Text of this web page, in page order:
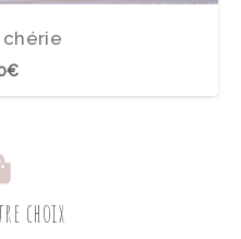
chérie
€
choix